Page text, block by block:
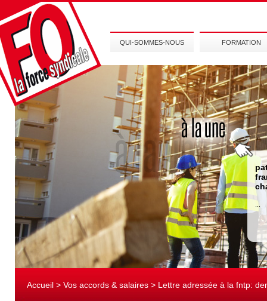
QUI-SOMMES-NOUS FORMATION
...
Accueil > Vos accords & salaires > Lettre adressée à la fntp: